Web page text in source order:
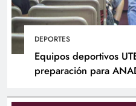
DEPORTES
Equipos deportivos
preparación para